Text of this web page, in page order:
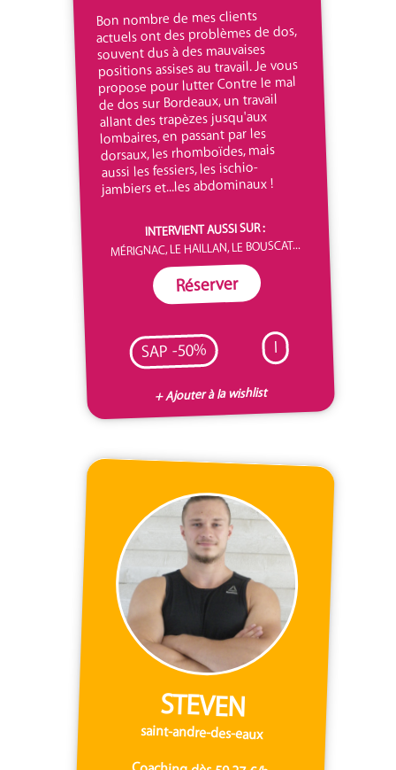
Bon nombre de mes clients
actuels ont des problèmes de dos,
souvent dus à des mauvaises
positions assises au travail. Je vous
propose pour lutter Contre le mal
de dos sur Bordeaux, un travail
allant des trapèzes jusqu'aux
lombaires, en passant par les
dorsaux, les rhomboïdes, mais
aussi les fessiers, les ischio-
jambiers et...les abdominaux !
INTERVIENT AUSSI SUR :
MÉRIGNAC, LE HAILLAN, LE BOUSCAT...
Réserver
SAP -50% I
+ Ajouter à la wishlist
STEVEN
saint-andre-des-eaux